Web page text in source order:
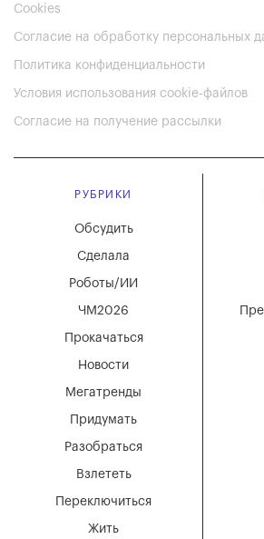
Cookies
Согласие на обработку персональных
Политика конфиденциальности
Условия использования cookie-файлов
Согласие на получение рассылки
РУБРИКИ
Мегатренды
Придумать
Разобраться
Взлететь
Новости
Переключиться
Жить
Обсудить
Сделала
Роботы/ИИ
ЧМ2026
Прокачаться